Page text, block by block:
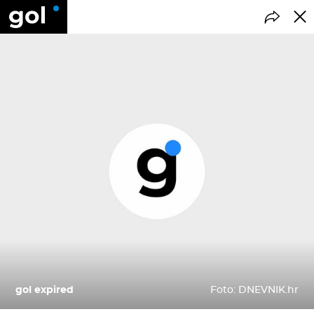
gol expired Foto: DNEVNIK.hr